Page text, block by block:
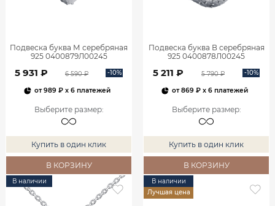
Подвеска буква М серебряная
925 0400879Л00245
5 931 ₽ 6 590 ₽ -10%
от989 ₽ x 6 платежей
Выберите размер:
Купить в один клик
В КОРЗИНУ
Подвеска буква В серебряная
925 0400878Л00245
5 211 ₽ 5 790 ₽ -10%
от869 ₽ x 6 платежей
Выберите размер:
Купить в один клик
В КОРЗИНУ
В наличии
В наличии
Лучшая цена